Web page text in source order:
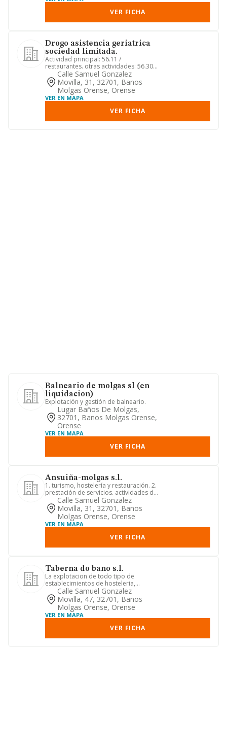
VER FICHA
Drogo asistencia geriatrica
sociedad limitada.
Actividad principal: 56.11 /
restaurantes. otras actividades: 56.30 /
servicios de bebidas, 56.40/ ...
Calle Samuel Gonzalez
Movilla, 31, 32701, Banos
Molgas Orense, Orense
VER EN MAPA
VER FICHA
Balneario de molgas sl (en
liquidacion)
Explotación y gestión de balneario.
Lugar Baños De Molgas,
32701, Banos Molgas Orense,
Orense
VER EN MAPA
VER FICHA
Ansuiña-molgas s.l.
1. turismo, hostelería y restauración. 2.
prestación de servicios. actividades de
gestión y adminis...
Calle Samuel Gonzalez
Movilla, 31, 32701, Banos
Molgas Orense, Orense
VER EN MAPA
VER FICHA
Taberna do bano s.l.
La explotacion de todo tipo de
establecimientos de hosteleria,
cafeterias, cafes bares especiales, ...
Calle Samuel Gonzalez
Movilla, 47, 32701, Banos
Molgas Orense, Orense
VER EN MAPA
VER FICHA